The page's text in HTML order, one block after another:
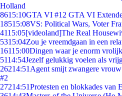
Holland
8615:10GTA VI #12 GTA VI
18515:08VS: Political Wars, Voter
4115:05[videoland]The Real
5315:04Zou je vreemdgaan in een
16115:00Dingen waar je enorm
5114:54Jezelf gelukkig voelen als
26214:51 Agent smijt zwangere
#2
27214:51Protesten en blokkades van